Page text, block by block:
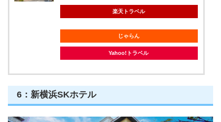
楽天トラベル
じゃらん
Yahoo!トラベル
6：新横浜SKホテル